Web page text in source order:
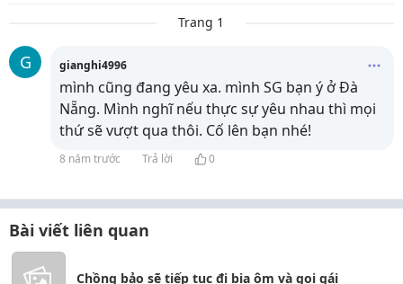
Trang 1
G gianghi4996
mình cũng đang yêu xa. mình SG bạn ý ở Đà
Nẵng. Mình nghĩ nếu thực sự yêu nhau thì mọi
thứ sẽ vượt qua thôi. Cố lên bạn nhé!
8 năm trước Trả lời 0
Bài viết liên quan
Chồng bảo sẽ tiếp tục đi bia ôm và gọi gái